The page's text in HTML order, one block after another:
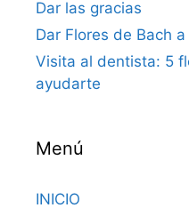
Dar las gracias
Dar Flores de Bach
Visita al dentista: 5
ayudarte
Menú
INICIO